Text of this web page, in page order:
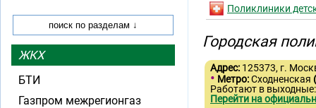
Поликлиники
Городская
Адрес: 125373, г.
• Метро:Сходненская
Работают в
Перейти на
ЖКХ
БТИ
Газпром межрегионгаз